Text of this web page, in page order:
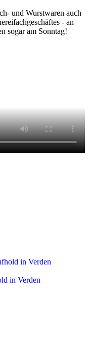
und Wurstwaren auch
- an
sogar am Sonntag!